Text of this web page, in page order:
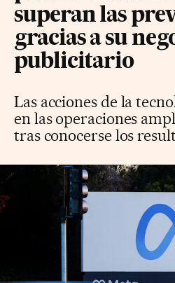
superan las
gracias a su
publicitario
Las acciones de la
en las operaciones
tras conocerse los